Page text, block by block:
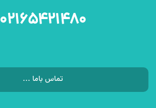
۰۲۱۶۵۴۲۱۴۸۰
تماس باما ...